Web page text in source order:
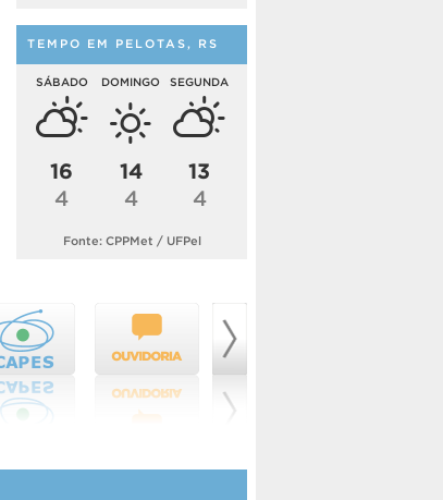
TEMPO EM PELOTAS, RS
SÁBADO
16
4
DOMINGO
14
4
SEGUNDA
13
4
Fonte: CPPMet / UFPel